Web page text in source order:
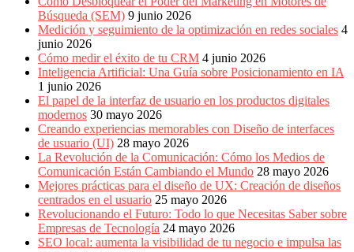
Búsqueda (SEM) 9 junio 2026
Medición y seguimiento de la optimización en redes sociales 4
junio 2026
Cómo medir el éxito de tu CRM 4 junio 2026
Inteligencia Artificial: Una Guía sobre Posicionamiento en IA
1 junio 2026
El papel de la interfaz de usuario en los productos digitales
modernos 30 mayo 2026
Creando experiencias memorables con Diseño de interfaces
de usuario (UI) 28 mayo 2026
La Revolución de la Comunicación: Cómo los Medios de
Comunicación Están Cambiando el Mundo 28 mayo 2026
Mejores prácticas para el diseño de UX: Creación de diseños
centrados en el usuario 25 mayo 2026
Revolucionando el Futuro: Todo lo que Necesitas Saber sobre
Empresas de Tecnología 24 mayo 2026
SEO local: aumenta la visibilidad de tu negocio e impulsa las